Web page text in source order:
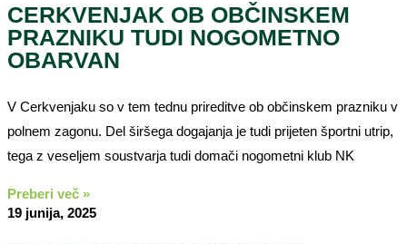
CERKVENJAK OB OBČINSKEM
PRAZNIKU TUDI NOGOMETNO
OBARVAN
V Cerkvenjaku so v tem tednu prireditve ob občinskem prazniku v
polnem zagonu. Del širšega dogajanja je tudi prijeten športni utrip,
tega z veseljem soustvarja tudi domači nogometni klub NK
Preberi več »
19 junija, 2025